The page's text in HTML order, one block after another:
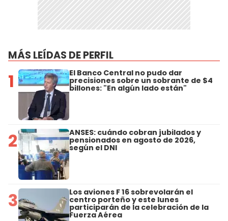
MÁS LEÍDAS DE PERFIL
1 El Banco Central no pudo dar
precisiones sobre un sobrante de $4
billones: "En algún lado están"
2 ANSES: cuándo cobran jubilados y
pensionados en agosto de 2026,
según el DNI
3 Los aviones F 16 sobrevolarán el
centro porteño y este lunes
participarán de la celebración de la
Fuerza Aérea